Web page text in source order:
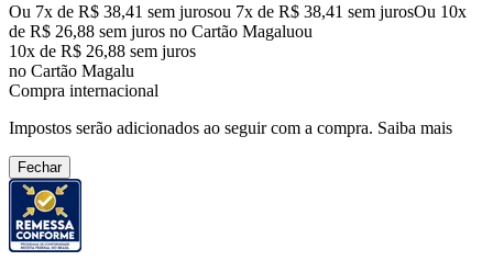
Ou 7x de R$ 38,41 sem jurosou 7x de R$ 38,41 sem jurosOu 10x
de R$ 26,88 sem juros no Cartão Magaluou
10x de R$ 26,88 sem juros
no Cartão Magalu
Compra internacional
Impostos serão adicionados ao seguir com a compra. Saiba mais
Fechar